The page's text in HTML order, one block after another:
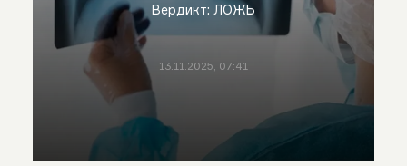
Вердикт: ЛОЖЬ
13.11.2025, 07:41